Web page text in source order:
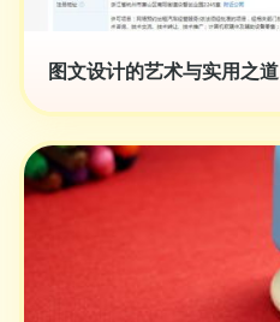
图文设计的艺术与实用之道